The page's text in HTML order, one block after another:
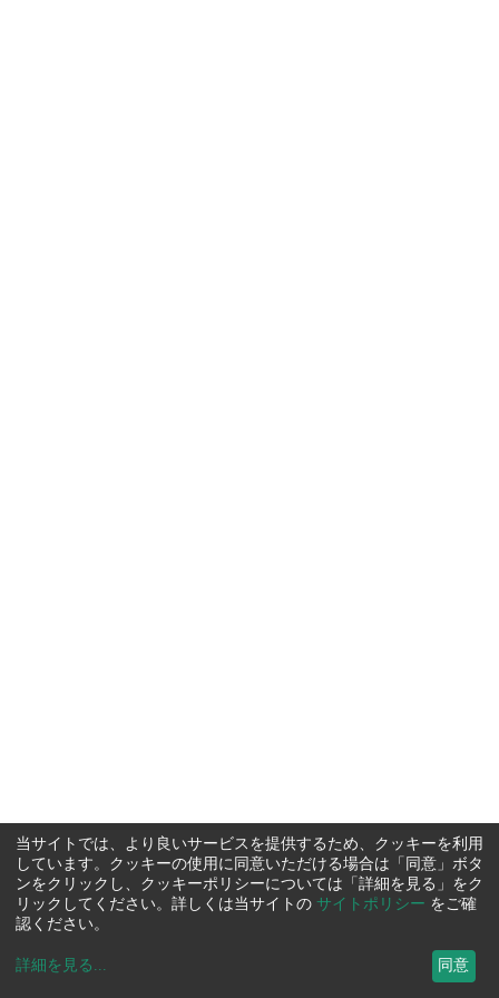
当サイトでは、より良いサービスを提供するため、クッキーを利用
しています。クッキーの使用に同意いただける場合は「同意」ボタ
ンをクリックし、クッキーポリシーについては「詳細を見る」をク
リックしてください。詳しくは当サイトの サイトポリシー をご確
認ください。
詳細を見る ... 同意